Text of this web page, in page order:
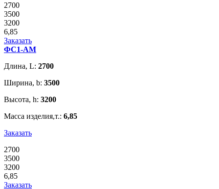
2700
3500
3200
6,85
Заказать
ФС1-АМ
Длина, L: 2700
Ширина, b: 3500
Высота, h: 3200
Масса изделия,т.: 6,85
Заказать
2700
3500
3200
6,85
Заказать